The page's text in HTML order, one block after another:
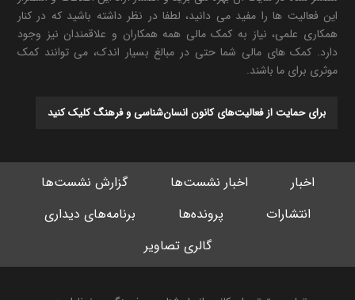
این فعالیت ها را مفید می دانید، لطفا در نظر داشته باشید که در کنار
همکاری علمی، نیاز به کمک مالی همه همکاران و علاقمندان نیز وجود
دارد. کمک های مالی شما حتی در مبالغ بسیار اندک، می توانند کمک
موثری برای ما باشند.
برای حمایت از فعالیت‌های کانون انسان‌شناسی و فرهنگ کلیک کنید
اخبار اخبار نشست‌ها
گزارش نشست‌ها
انتشارات
پرونده‌ها
برنامه‌های دیداری
گالری تصاویر